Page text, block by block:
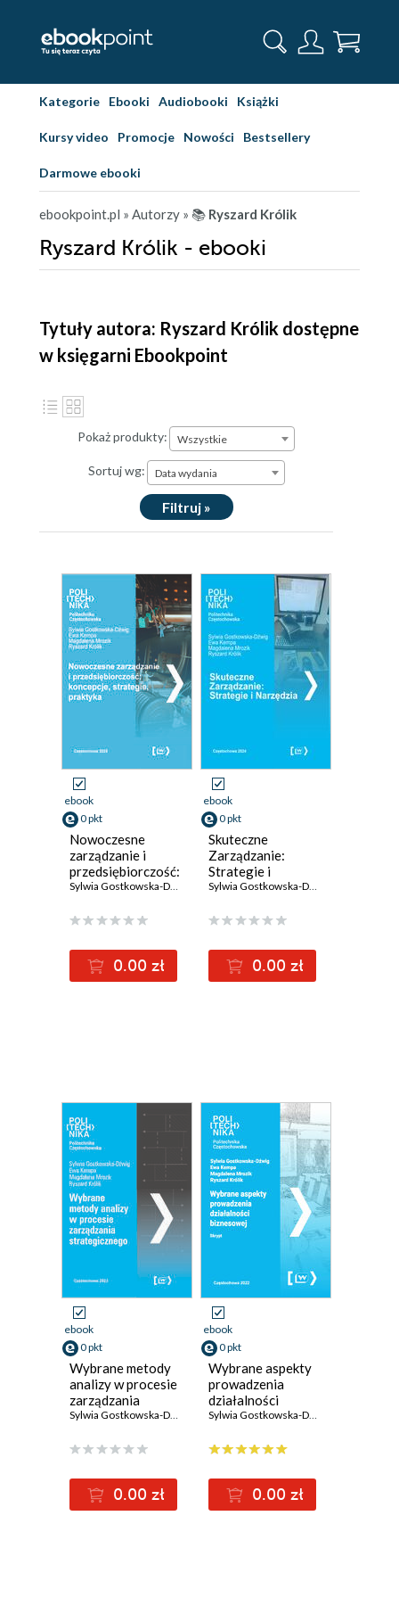
Kategorie Ebooki Audiobooki Książki
Kursy video Promocje Nowości Bestsellery
Darmowe ebooki
ebookpoint.pl » Autorzy » 📚 Ryszard Królik
Ryszard Królik - ebooki
Tytuły autora: Ryszard Królik dostępne
w księgarni Ebookpoint
Pokaż produkty: Wszystkie
Sortuj wg: Data wydania
Filtruj »
ebook
0 pkt
Nowoczesne
zarządzanie i
przedsiębiorczość:
koncepcje,
Sylwia Gostkowska-Dźwig Ewa Kempa,Magdalena Mrozik
0.00 zł
ebook
0 pkt
Skuteczne
Zarządzanie:
Strategie i
Narzędzia
Sylwia Gostkowska-Dźwig
0.00 zł
ebook
0 pkt
Wybrane metody
analizy w procesie
zarządzania
strategicznego
Sylwia Gostkowska-Dźwig Ewa Kempa,Magdalena Mrozik
0.00 zł
ebook
0 pkt
Wybrane aspekty
prowadzenia
działalności
biznesowej
Sylwia Gostkowska-Dźwig
0.00 zł